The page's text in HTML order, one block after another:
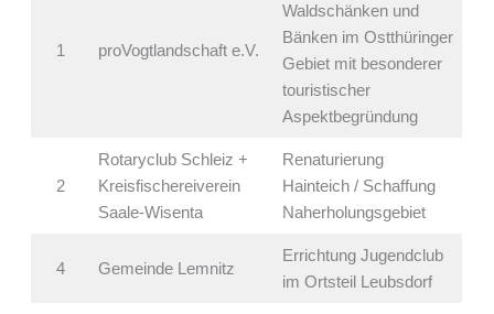
1 proVogtlandschaft e.V.
Waldschänken und
Bänken im Ostthüringer
Gebiet mit besonderer
touristischer
Aspektbegründung
2
Rotaryclub Schleiz +
Kreisfischereiverein
Saale-Wisenta
Renaturierung
Hainteich / Schaffung
Naherholungsgebiet
4 Gemeinde Lemnitz
Errichtung Jugendclub
im Ortsteil Leubsdorf